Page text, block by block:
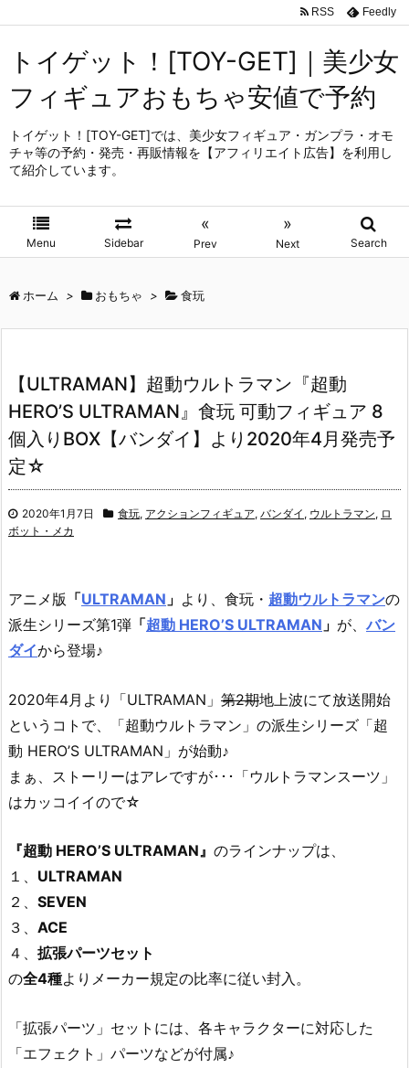
トイゲット！[TOY-GET]｜美少女
フィギュアおもちゃ安値で予約
トイゲット！[TOY-GET]では、美少女フィギュア・ガンプラ・オモ
チャ等の予約・発売・再販情報を【アフィリエイト広告】を利用し
て紹介しています。
Menu Sidebar
«
Prev
»
Next Search
RSS Feedly
ホーム > おもちゃ > 食玩
【ULTRAMAN】超動ウルトラマン『超動
HERO’S ULTRAMAN』食玩 可動フィギュア 8
個入りBOX【バンダイ】より2020年4月発売予
定☆
2020年1月7日 食玩, アクションフィギュア, バンダイ , ウルトラマン, ロ
ボット・メカ
アニメ版 「ULTRAMAN 」 より、 食玩・ 超動ウルトラマンの
派生シリーズ第1弾 「超動 HERO’S ULTRAMAN 」 が、バン
ダイから登場♪
2020年4月より「ULTRAMAN」 第2期地上波にて放送開始
というコトで、「超動ウルトラマン」の派生シリーズ「超
動 HERO’S ULTRAMAN」が始動♪
まぁ、ストーリーはアレですが･･･「ウルトラマンスーツ」
はカッコイイので☆
『超動 HERO’S ULTRAMAN』 のラインナップは、
１、 ULTRAMAN
２、 SEVEN
３、 ACE
４、 拡張パーツセット
の全4種よりメーカー規定の比率に従い封入。
「拡張パーツ」セットには、各キャラクターに対応した
「エフェクト」パーツなどが付属♪